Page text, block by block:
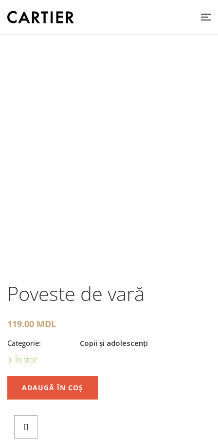
Poveste de vară
119.00 MDL
Categorie: Copii și adolescenți
În stoc
ADAUGĂ ÎN COȘ